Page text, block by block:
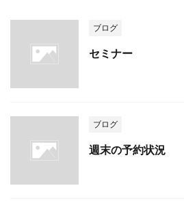
ブログ
セミナー
ブログ
週末の予約状況